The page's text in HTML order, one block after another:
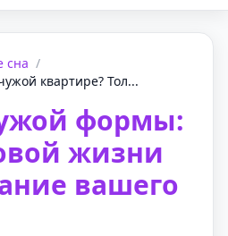
сна /
квартире? Тол...
формы:
жизни
вашего